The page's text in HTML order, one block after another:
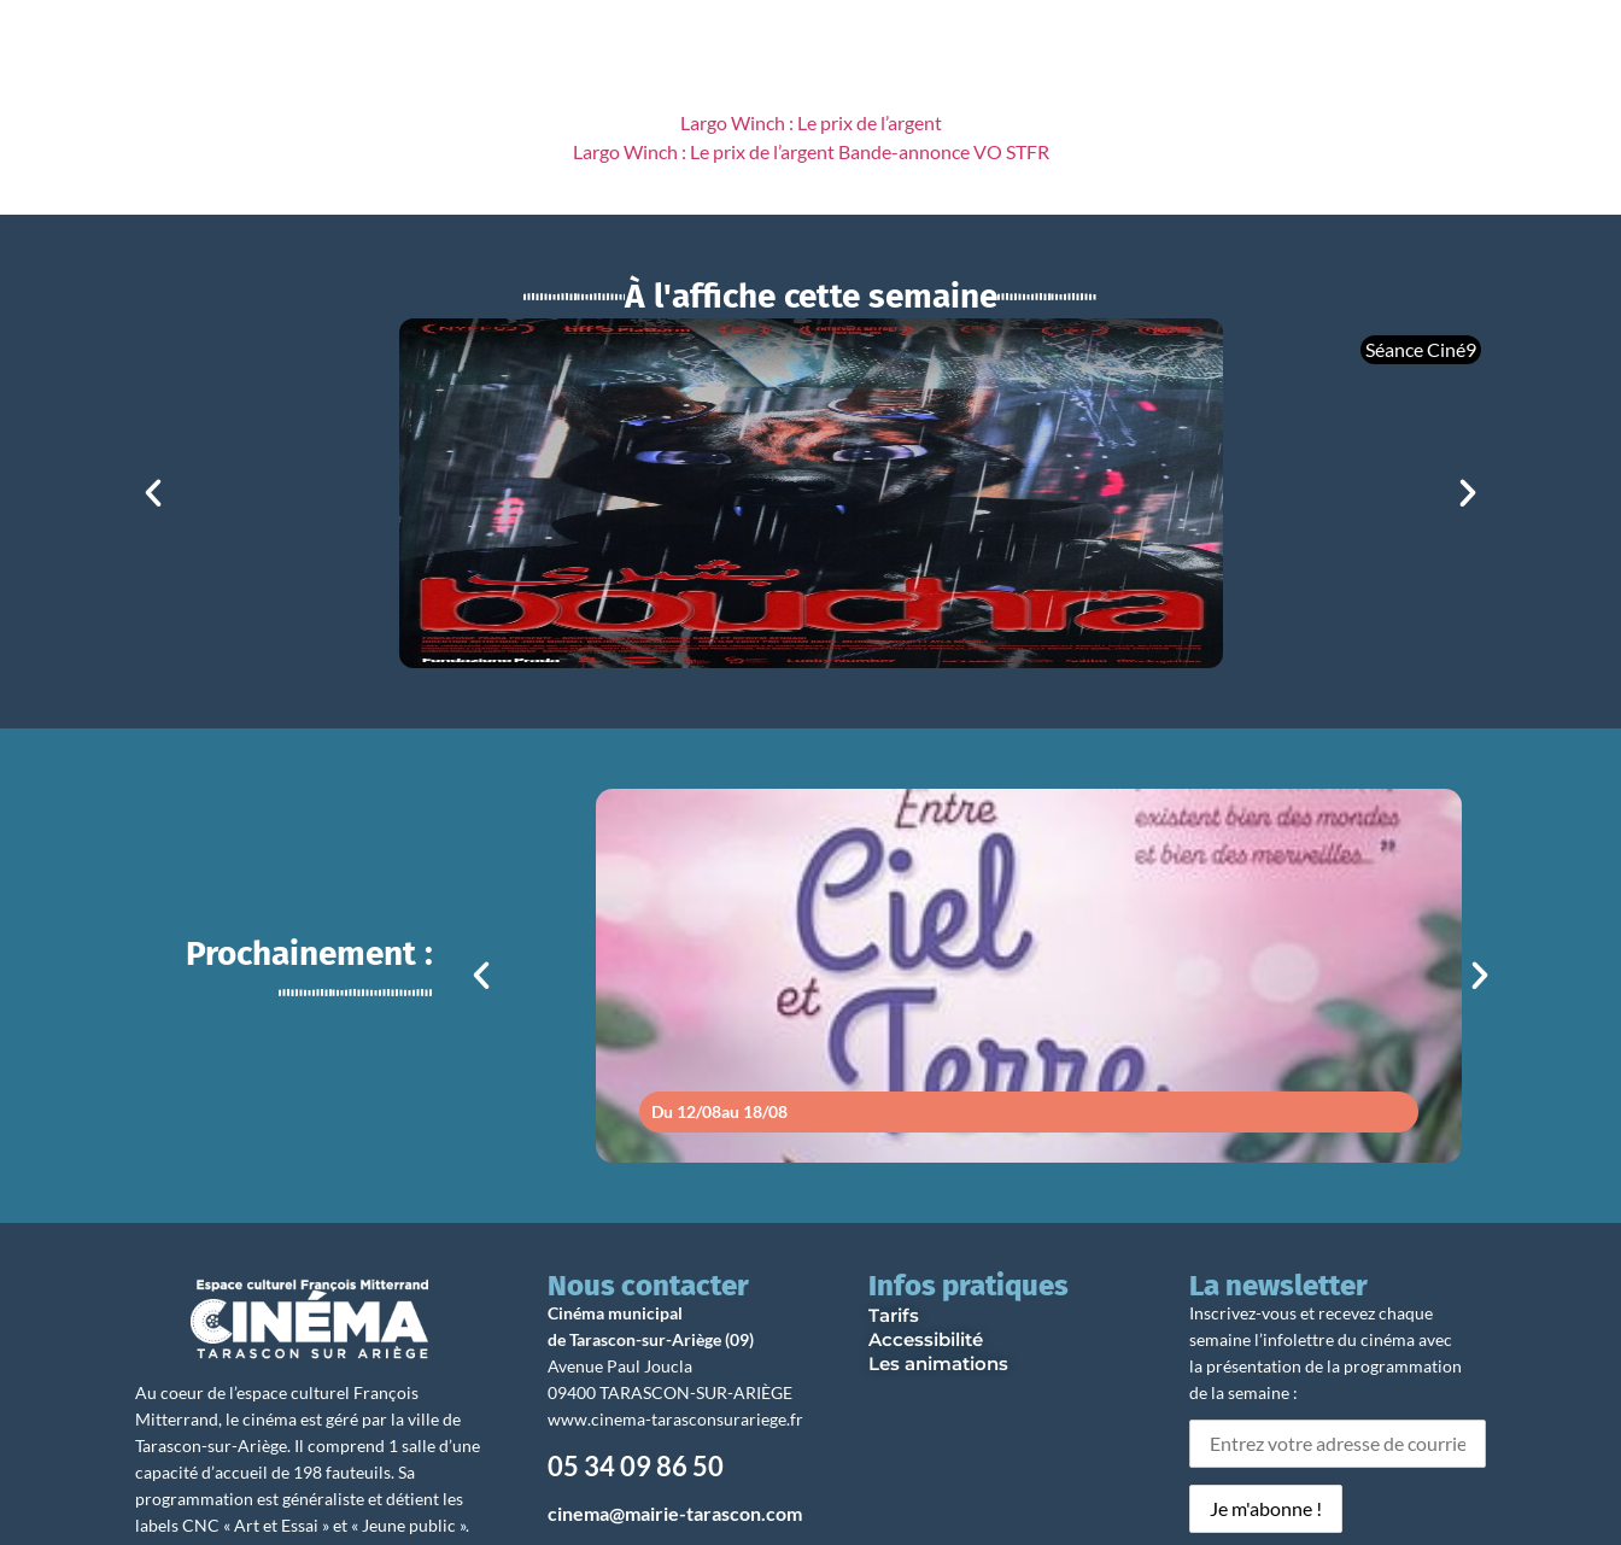
Largo Winch : Le prix de l’argent
Largo Winch : Le prix de l’argent Bande-annonce VO STFR
À l'affiche cette semaine
Séance Ciné9
BOUCHRA
mer 05/08
21h00
Prochainement :
Du 12/08au 18/08
ENTRE CIEL ET TERRE
Au coeur de l’espace culturel François
Mitterrand, le cinéma est géré par la ville de
Tarascon-sur-Ariège. Il comprend 1 salle d’une
capacité d’accueil de 198 fauteuils. Sa
programmation est généraliste et détient les
labels CNC « Art et Essai » et « Jeune public ».
Nous contacter
Cinéma municipal
de Tarascon-sur-Ariège (09)
Avenue Paul Joucla
09400 TARASCON-SUR-ARIÈGE
www.cinema-tarasconsurariege.fr
05 34 09 86 50
cinema@mairie-tarascon.com
Infos pratiques
Tarifs
Accessibilité
Les animations
La newsletter
Inscrivez-vous et recevez chaque
semaine l’infolettre du cinéma avec
la présentation de la programmation
de la semaine :